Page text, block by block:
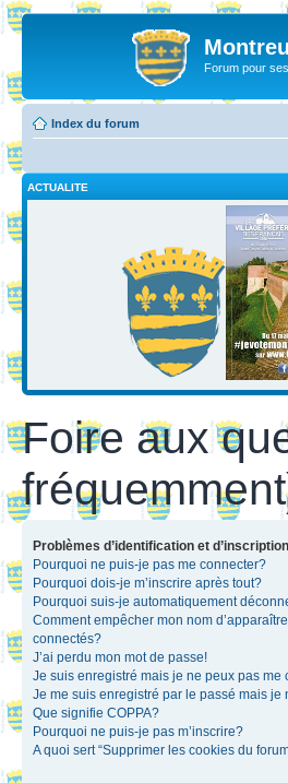
Forum pour
Index du forum
ACTUALITE
Foire aux
Problèmes d’identification et d’inscription
Pourquoi ne puis-je pas me connecter?
Pourquoi dois-je m’inscrire après tout?
Pourquoi suis-je automatiquement
Comment empêcher mon nom
connectés?
J’ai perdu mon mot de passe!
Je suis enregistré mais je ne peux pas me
Je me suis enregistré par le passé mais je
Que signifie COPPA?
Pourquoi ne puis-je pas m’inscrire?
A quoi sert “Supprimer les cookies du